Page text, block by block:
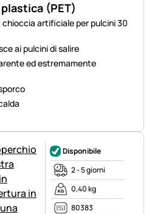
(PET)
artificiale per pulcini 30
ai pulcini di salire
ed estremamente
Disponibile
2 - 5 giorni
0,40 kg
80383